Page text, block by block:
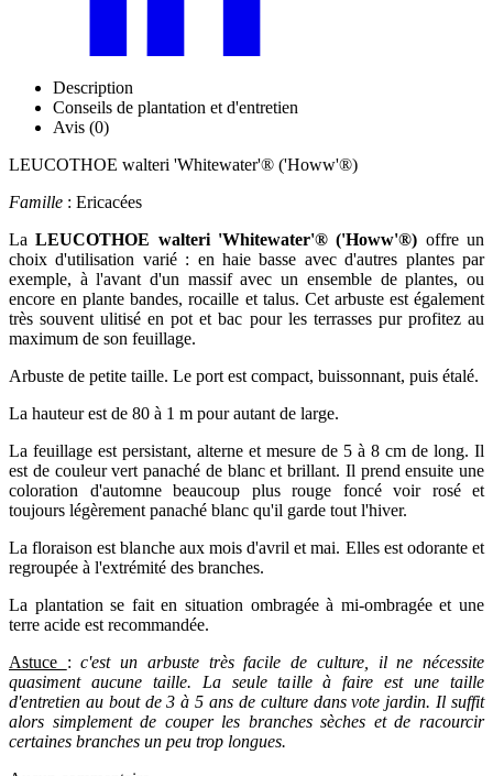
Description
Conseils de plantation et d'entretien
Avis (0)
LEUCOTHOE walteri 'Whitewater'® ('Howw'®)
Famille : Ericacées
LaLEUCOTHOE walteri 'Whitewater'® ('Howw'®) offre un
choix d'utilisation varié : en haie basse avec d'autres plantes par
exemple, à l'avant d'un massif avec un ensemble de plantes, ou
encore en plante bandes, rocaille et talus. Cet arbuste est également
très souvent ulitisé en pot et bac pour les terrasses pur profitez au
maximum de son feuillage.
Arbuste de petite taille. Le port est compact, buissonnant, puis étalé.
La hauteur est de 80 à 1 m pour autant de large.
La feuillage est persistant, alterne et mesure de 5 à 8 cm de long. Il
est de couleur vert panaché de blanc et brillant. Il prend ensuite une
coloration d'automne beaucoup plus rouge foncé voir rosé et
toujours légèrement panaché blanc qu'il garde tout l'hiver.
La floraison est blanche aux mois d'avril et mai. Elles est odorante et
regroupée à l'extrémité des branches.
La plantation se fait en situation ombragée à mi-ombragée et une
terre acide est recommandée.
Astuce :c'est un arbuste très facile de culture, il ne nécessite
quasiment aucune taille. La seule taille à faire est une taille
d'entretien au bout de 3 à 5 ans de culture dans vote jardin. Il suffit
alors simplement de couper les branches sèches et de racourcir
certaines branches un peu trop longues.